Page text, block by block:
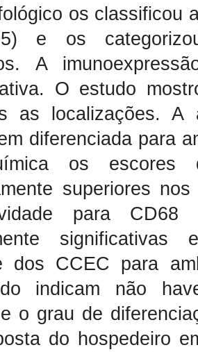
os classificou
e os
A
O estudo
as localizações. A
diferenciada para
os
superiores
para
dos CCEC para
indicam não
o grau de
do hospedeiro